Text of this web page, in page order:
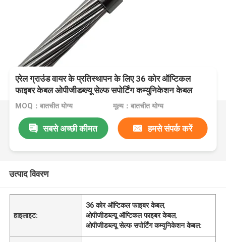
एरेल ग्राउंड वायर के प्रतिस्थापन के लिए 36 कोर ऑप्टिकल
फाइबर केबल ओपीजीडब्ल्यू सेल्फ सपोर्टिंग कम्युनिकेशन केबल
MOQ：बातचीत योग्य मूल्य：बातचीत योग्य
सबसे अच्छी कीमत हमसे संपर्क करें
उत्पाद विवरण
हाइलाइट:
36 कोर ऑप्टिकल फाइबर केबल,
ओपीजीडब्ल्यू ऑप्टिकल फाइबर केबल,
ओपीजीडब्ल्यू सेल्फ सपोर्टिंग कम्युनिकेशन केबल: